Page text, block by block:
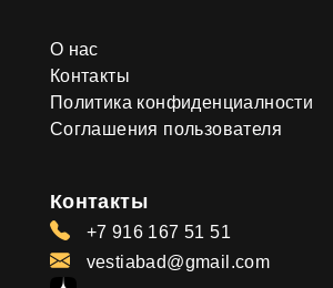
О нас
Контакты
Политика конфиденциалности
Соглашения пользователя
Контакты
+7 916 167 51 51
vestiabad@gmail.com